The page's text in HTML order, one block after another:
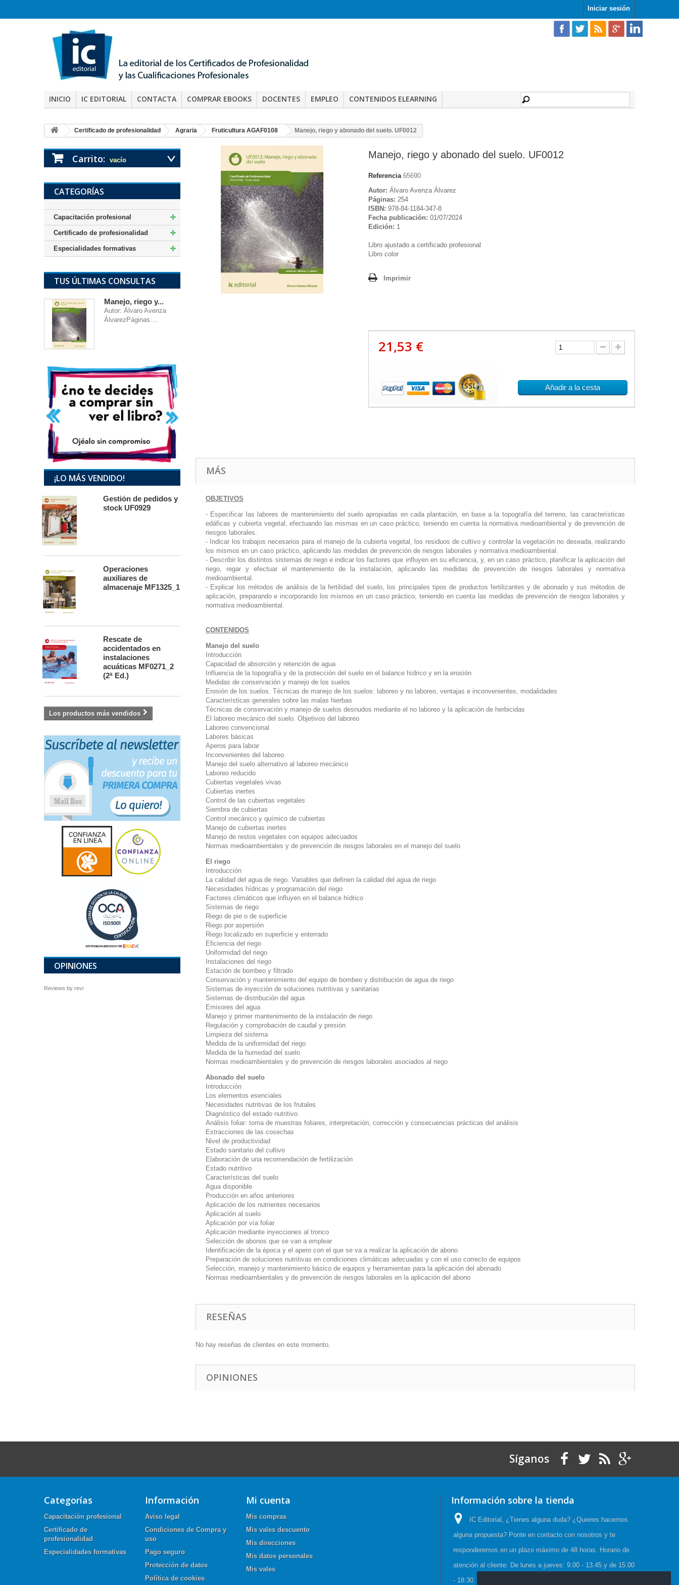
Iniciar sesión
INICIO IC EDITORIAL CONTACTA COMPRAR EBOOKS DOCENTES EMPLEO CONTENIDOS ELEARNING
Certificado de profesionalidad Agraria Fruticultura AGAF0108 Manejo, riego y abonado del suelo. UF0012
Carrito: vacío
CATEGORÍAS
Capacitación profesional
Certificado de profesionalidad
Especialidades formativas
TUS ÚLTIMAS CONSULTAS
Manejo, riego y...
Autor: Álvaro Avenza
ÁlvarezPáginas:...
¡LO MÁS VENDIDO!
Gestión de pedidos y
stock UF0929
Operaciones
auxiliares de
almacenaje MF1325_1
Rescate de
accidentados en
instalaciones
acuáticas MF0271_2
(2ª Ed.)
Los productos más vendidos
OPINIONES
Reviews by revi
Manejo, riego y abonado del suelo. UF0012
Referencia 65690
Autor: Álvaro Avenza Álvarez
Páginas: 254
ISBN: 978-84-1184-347-8
Fecha publicación: 01/07/2024
Edición: 1
Libro ajustado a certificado profesional
Libro color
Imprimir
21,53 €
Añadir a la cesta
MÁS
OBJETIVOS
- Especificar las labores de mantenimiento del suelo apropiadas en cada plantación, en base a la topografía del terreno, las características
edáficas y cubierta vegetal, efectuando las mismas en un caso práctico, teniendo en cuenta la normativa medioambiental y de prevención de
riesgos laborales.
- Indicar los trabajos necesarios para el manejo de la cubierta vegetal, los residuos de cultivo y controlar la vegetación no deseada, realizando
los mismos en un caso práctico, aplicando las medidas de prevención de riesgos laborales y normativa medioambiental.
- Describir los distintos sistemas de riego e indicar los factores que influyen en su eficiencia, y, en un caso práctico, planificar la aplicación del
riego, regar y efectuar el mantenimiento de la instalación, aplicando las medidas de prevención de riesgos laborales y normativa
medioambiental.
- Explicar los métodos de análisis de la fertilidad del suelo, los principales tipos de productos fertilizantes y de abonado y sus métodos de
aplicación, preparando e incorporando los mismos en un caso práctico, teniendo en cuenta las medidas de prevención de riesgos laborales y
normativa medioambiental.
CONTENIDOS
Manejo del suelo
Introducción
Capacidad de absorción y retención de agua
Influencia de la topografía y de la protección del suelo en el balance hídrico y en la erosión
Medidas de conservación y manejo de los suelos
Erosión de los suelos. Técnicas de manejo de los suelos: laboreo y no laboreo, ventajas e inconvenientes, modalidades
Características generales sobre las malas hierbas
Técnicas de conservación y manejo de suelos desnudos mediante el no laboreo y la aplicación de herbicidas
El laboreo mecánico del suelo. Objetivos del laboreo
Laboreo convencional
Labores básicas
Aperos para labrar
Inconvenientes del laboreo
Manejo del suelo alternativo al laboreo mecánico
Laboreo reducido
Cubiertas vegetales vivas
Cubiertas inertes
Control de las cubiertas vegetales
Siembra de cubiertas
Control mecánico y químico de cubiertas
Manejo de cubiertas inertes
Manejo de restos vegetales con equipos adecuados
Normas medioambientales y de prevención de riesgos laborales en el manejo del suelo
El riego
Introducción
La calidad del agua de riego. Variables que definen la calidad del agua de riego
Necesidades hídricas y programación del riego
Factores climáticos que influyen en el balance hídrico
Sistemas de riego
Riego de pie o de superficie
Riego por aspersión
Riego localizado en superficie y enterrado
Eficiencia del riego
Uniformidad del riego
Instalaciones del riego
Estación de bombeo y filtrado
Conservación y mantenimiento del equipo de bombeo y distribución de agua de riego
Sistemas de inyección de soluciones nutritivas y sanitarias
Sistemas de distribución del agua
Emisores del agua
Manejo y primer mantenimiento de la instalación de riego
Regulación y comprobación de caudal y presión
Limpieza del sistema
Medida de la uniformidad del riego
Medida de la humedad del suelo
Normas medioambientales y de prevención de riesgos laborales asociados al riego
Abonado del suelo
Introducción
Los elementos esenciales
Necesidades nutritivas de los frutales
Diagnóstico del estado nutritivo
Análisis foliar: toma de muestras foliares, interpretación, corrección y consecuencias prácticas del análisis
Extracciones de las cosechas
Nivel de productividad
Estado sanitario del cultivo
Elaboración de una recomendación de fertilización
Estado nutritivo
Características del suelo
Agua disponible
Producción en años anteriores
Aplicación de los nutrientes necesarios
Aplicación al suelo
Aplicación por vía foliar
Aplicación mediante inyecciones al tronco
Selección de abonos que se van a emplear
Identificación de la época y el apero con el que se va a realizar la aplicación de abono
Preparación de soluciones nutritivas en condiciones climáticas adecuadas y con el uso correcto de equipos
Selección, manejo y mantenimiento básico de equipos y herramientas para la aplicación del abonado
Normas medioambientales y de prevención de riesgos laborales en la aplicación del abono
RESEÑAS
No hay reseñas de clientes en este momento.
OPINIONES
Síganos
Categorías
Capacitación profesional
Certificado de
profesionalidad
Especialidades formativas
Información
Aviso legal
Condiciones de Compra y
uso
Pago seguro
Protección de datos
Política de cookies
Mi cuenta
Mis compras
Mis vales descuento
Mis direcciones
Mis datos personales
Mis vales
Información sobre la tienda
IC Editorial, ¿Tienes alguna duda? ¿Quieres hacernos
alguna propuesta? Ponte en contacto con nosotros y te
responderemos en un plazo máximo de 48 horas. Horario de
atención al cliente: De lunes a jueves: 9.00 - 13.45 y de 15.00
- 18:30. Viernes: 9.00 - 15.00, Horario de Verano:(23 Junio a